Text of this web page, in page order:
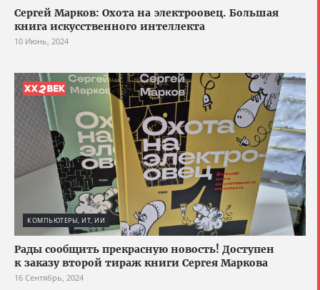
Сергей Марков: Охота на электроовец. Большая
книга искусственного интеллекта
10 Июнь, 2024
КОМПЬЮТЕРЫ, ИТ, ИИ
Рады сообщить прекрасную новость! Доступен
к заказу второй тираж книги Сергея Маркова
16 Сентябрь, 2024